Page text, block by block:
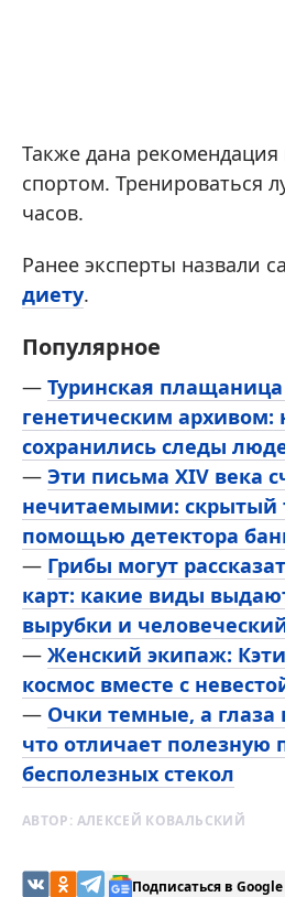
Также дана рекомендация
спортом. Тренироваться
часов.
Ранее эксперты назвали
диету.
Популярное
— Туринская плащаница
генетическим архивом:
сохранились следы
— Эти письма XIV века
нечитаемыми: скрытый
помощью детектора
— Грибы могут
карт: какие виды
вырубки и
— Женский экипаж:
космос вместе с
— Очки темные, а глаза
что отличает полезную
бесполезных стекол
АВТОР: АЛЕКСЕЙ КОВАЛЬСКИЙ
Подписаться в